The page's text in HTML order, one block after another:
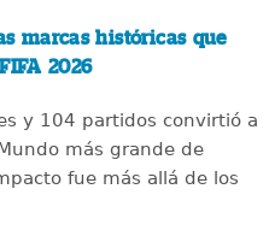
marcas históricas que
2026
y 104 partidos convirtió a
más grande de
fue más allá de los